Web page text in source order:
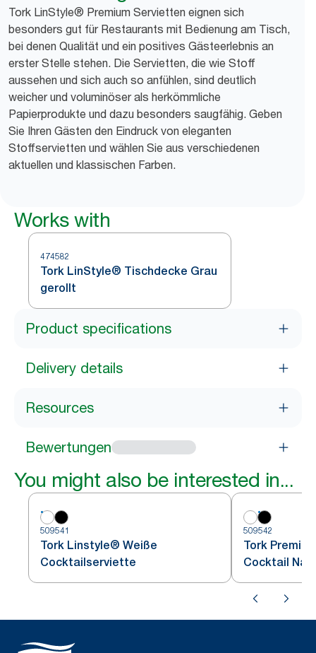
Tork LinStyle® Premium Servietten eignen sich
besonders gut für Restaurants mit Bedienung am Tisch,
bei denen Qualität und ein positives Gästeerlebnis an
erster Stelle stehen. Die Servietten, die wie Stoff
aussehen und sich auch so anfühlen, sind deutlich
weicher und voluminöser als herkömmliche
Papierprodukte und dazu besonders saugfähig. Geben
Sie Ihren Gästen den Eindruck von eleganten
Stoffservietten und wählen Sie aus verschiedenen
aktuellen und klassischen Farben.
Works with
474582
Tork LinStyle® Tischdecke Grau
gerollt
Product specifications
Delivery details
Resources
Bewertungen
You might also be interested in...
509541
Tork Linstyle® Weiße
Cocktailserviette
509542
Tork
Cocktail